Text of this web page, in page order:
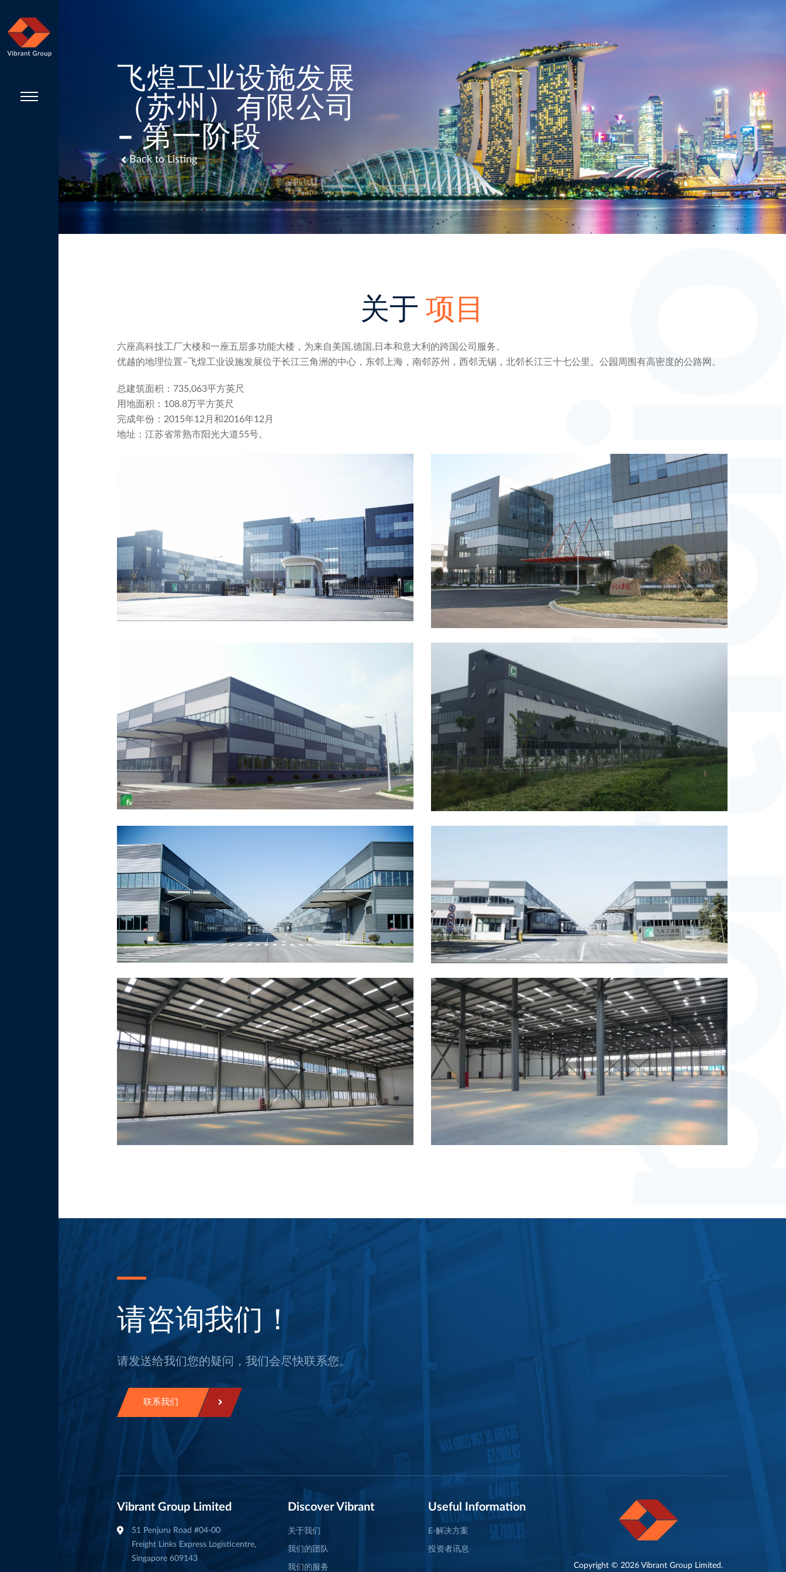
飞煌工业设施发展
（苏州）有限公司
– 第一阶段
Back to Listing
关于 项目
六座高科技工厂大楼和一座五层多功能大楼，为来自美国,德国,日本和意大利的跨国公司服务。
优越的地理位置–飞煌工业设施发展位于长江三角洲的中心，东邻上海，南邻苏州，西邻无锡，北邻长江三十七公里。公园周围有高密度的公路网。
总建筑面积：735,063平方英尺
用地面积：108.8万平方英尺
完成年份：2015年12月和2016年12月
地址：江苏省常熟市阳光大道55号。
请咨询我们！
请发送给我们您的疑问，我们会尽快联系您。
联系我们
Vibrant Group Limited
51 Penjuru Road #04-00
Freight Links Express Logisticentre,
Singapore 609143
Discover Vibrant
关于我们
我们的团队
我们的服务
Useful Information
E-解决方案
投资者讯息
Copyright © 2026 Vibrant Group Limited.